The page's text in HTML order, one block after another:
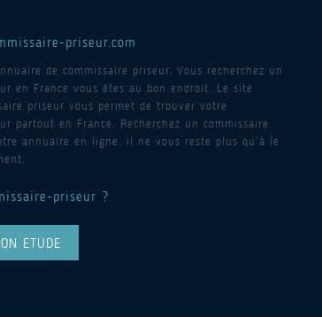
priseur.com
de commissaire priseur. Vous recherchez un
en France vous êtes au bon endroit. Le site
priseur vous permet de trouver votre
partout en France. Recherchez un commissaire
annuaire en ligne, il ne vous reste plus qu’à le
priseur ?
ETUDE